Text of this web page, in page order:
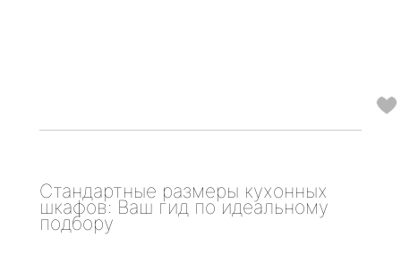
Стандартные размеры кухонных
шкафов: Ваш гид по идеальному
подбору